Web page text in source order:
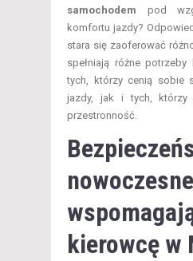
samochodem pod
komfortu jazdy?
stara się zaoferować
spełniają różne
tych, którzy cenią sobie
jazdy, jak i tych, którzy
przestronność.
kierowcę w